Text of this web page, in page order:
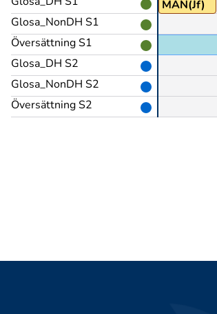
Glosa_NonDH S1
Översättning S1
Glosa_DH S2
Glosa_NonDH S2
Översättning S2
MAN(Jf)